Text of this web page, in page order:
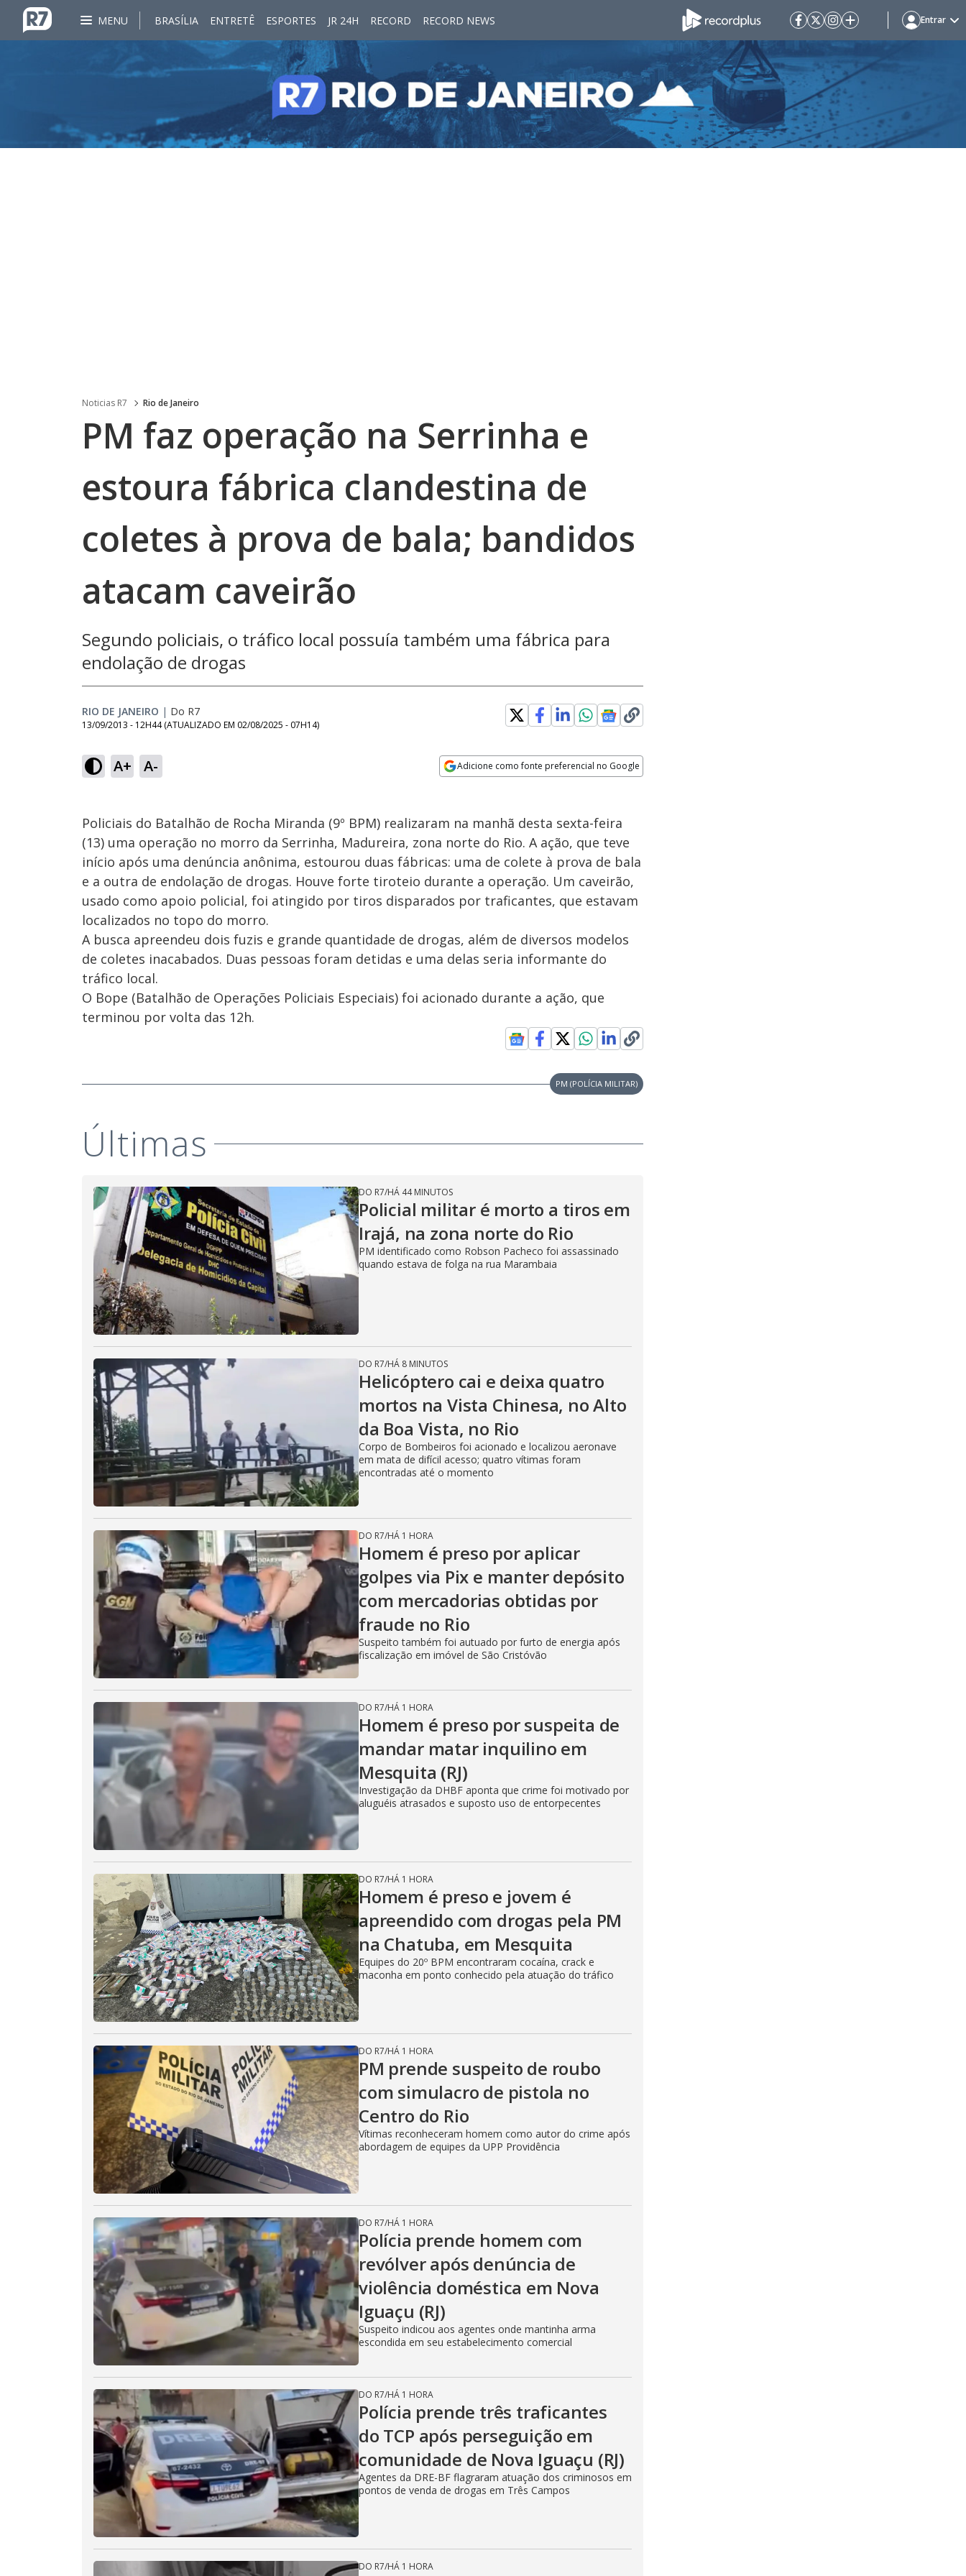
MENU BRASÍLIA ENTRETÊ ESPORTES JR 24H RECORD RECORD NEWS Entrar
Noticias R7 Rio de Janeiro
PM faz operação na Serrinha e
estoura fábrica clandestina de
coletes à prova de bala; bandidos
atacam caveirão
Segundo policiais, o tráfico local possuía também uma fábrica para
endolação de drogas
RIO DE JANEIRO | Do R7
13/09/2013 - 12H44 (ATUALIZADO EM 02/08/2025 - 07H14)
A+ A- Adicione como fonte preferencial no Google
Policiais do Batalhão de Rocha Miranda (9º BPM) realizaram na manhã desta sexta-feira
(13) uma operação no morro da Serrinha, Madureira, zona norte do Rio. A ação, que teve
início após uma denúncia anônima, estourou duas fábricas: uma de colete à prova de bala
e a outra de endolação de drogas. Houve forte tiroteio durante a operação. Um caveirão,
usado como apoio policial, foi atingido por tiros disparados por traficantes, que estavam
localizados no topo do morro.
A busca apreendeu dois fuzis e grande quantidade de drogas, além de diversos modelos
de coletes inacabados. Duas pessoas foram detidas e uma delas seria informante do
tráfico local.
O Bope (Batalhão de Operações Policiais Especiais) foi acionado durante a ação, que
terminou por volta das 12h.
PM (POLÍCIA MILITAR)
Últimas
DO R7/HÁ 44 MINUTOS
Policial militar é morto a tiros em
Irajá, na zona norte do Rio
PM identificado como Robson Pacheco foi assassinado
quando estava de folga na rua Marambaia
DO R7/HÁ 8 MINUTOS
Helicóptero cai e deixa quatro
mortos na Vista Chinesa, no Alto
da Boa Vista, no Rio
Corpo de Bombeiros foi acionado e localizou aeronave
em mata de difícil acesso; quatro vítimas foram
encontradas até o momento
DO R7/HÁ 1 HORA
Homem é preso por aplicar
golpes via Pix e manter depósito
com mercadorias obtidas por
fraude no Rio
Suspeito também foi autuado por furto de energia após
fiscalização em imóvel de São Cristóvão
DO R7/HÁ 1 HORA
Homem é preso por suspeita de
mandar matar inquilino em
Mesquita (RJ)
Investigação da DHBF aponta que crime foi motivado por
aluguéis atrasados e suposto uso de entorpecentes
DO R7/HÁ 1 HORA
Homem é preso e jovem é
apreendido com drogas pela PM
na Chatuba, em Mesquita
Equipes do 20º BPM encontraram cocaína, crack e
maconha em ponto conhecido pela atuação do tráfico
DO R7/HÁ 1 HORA
PM prende suspeito de roubo
com simulacro de pistola no
Centro do Rio
Vítimas reconheceram homem como autor do crime após
abordagem de equipes da UPP Providência
DO R7/HÁ 1 HORA
Polícia prende homem com
revólver após denúncia de
violência doméstica em Nova
Iguaçu (RJ)
Suspeito indicou aos agentes onde mantinha arma
escondida em seu estabelecimento comercial
DO R7/HÁ 1 HORA
Polícia prende três traficantes
do TCP após perseguição em
comunidade de Nova Iguaçu (RJ)
Agentes da DRE-BF flagraram atuação dos criminosos em
pontos de venda de drogas em Três Campos
DO R7/HÁ 1 HORA